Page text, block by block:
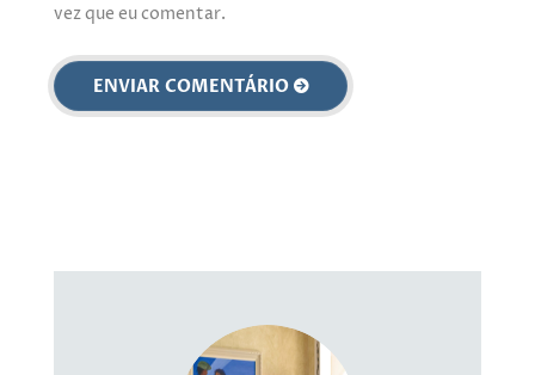
vez que eu comentar.